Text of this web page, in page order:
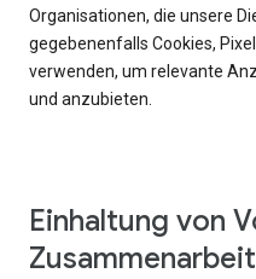
Organisationen, die unsere
gegebenenfalls Cookies,
verwenden, um relevante
und anzubieten.
Einhaltung von